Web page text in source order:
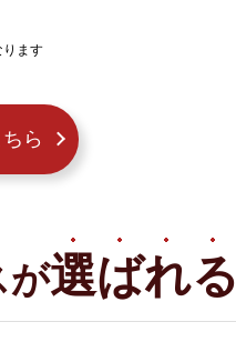
ます
ら
が選ばれる